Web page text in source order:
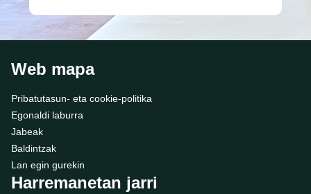
Web mapa
Pribatutasun- eta cookie-politika
Egonaldi laburra
Jabeak
Baldintzak
Lan egin gurekin
Harremanetan jarri